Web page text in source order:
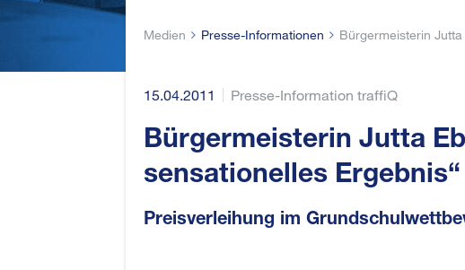
Medien Presse-Informationen Bürgermeisterin
15.04.2011 Presse-Information traffiQ
Bürgermeisterin Jutta
sensationelles Ergebnis“
Preisverleihung im